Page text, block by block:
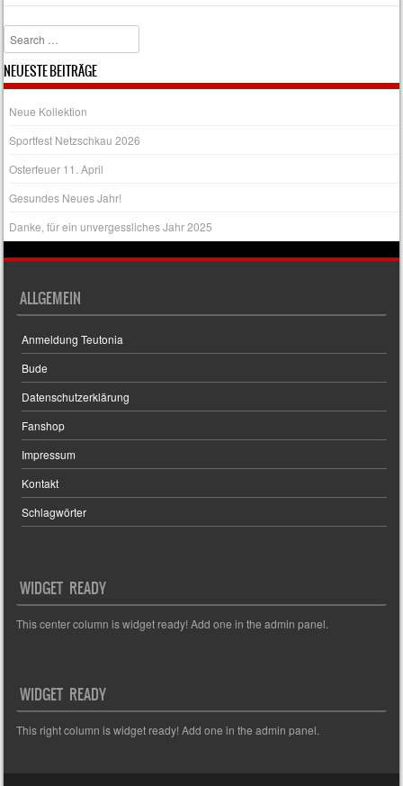
Search
NEUESTE BEITRÄGE
Neue Kollektion
Sportfest Netzschkau 2026
Osterfeuer 11. April
Gesundes Neues Jahr!
Danke, für ein unvergessliches Jahr 2025
ALLGEMEIN
Anmeldung Teutonia
Bude
Datenschutzerklärung
Fanshop
Impressum
Kontakt
Schlagwörter
WIDGET READY
This center column is widget ready! Add one in the admin panel.
WIDGET READY
This right column is widget ready! Add one in the admin panel.